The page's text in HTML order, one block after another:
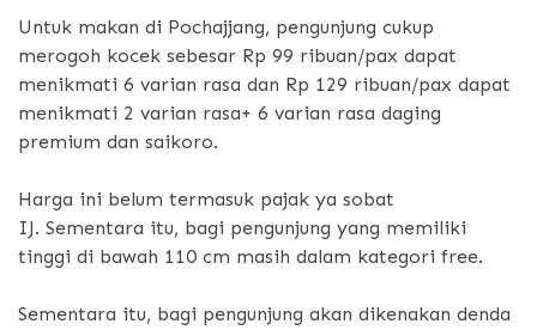
Untuk makan di Pochajjang, pengunjung cukup
merogoh kocek sebesar Rp 99 ribuan/pax dapat
menikmati 6 varian rasa dan Rp 129 ribuan/pax dapat
menikmati 2 varian rasa+ 6 varian rasa daging
premium dan saikoro.
Harga ini belum termasuk pajak ya sobat
IJ. Sementara itu, bagi pengunjung yang memiliki
tinggi di bawah 110 cm masih dalam kategori free.
Sementara itu, bagi pengunjung akan dikenakan denda